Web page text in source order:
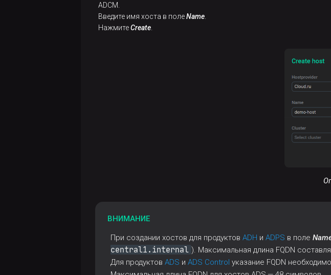
ADCM.
Введите имя хоста в полеName
НажмитеCreate
ВНИМАНИЕ
При создании хостов для продуктов ADH и ADPS в поле
central1.internal ). Максимальная длина FQDN
Для продуктов ADS и ADS Control указание FQDN